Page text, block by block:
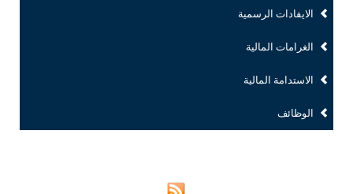
الايفادات الرسمية
الغرامات المالية
الاستدامة المالية
الوظائف